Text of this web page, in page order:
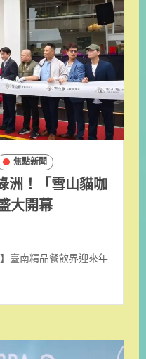
焦點新聞
洲！「雪山貓咖
大開幕
臺南精品餐飲界迎來年